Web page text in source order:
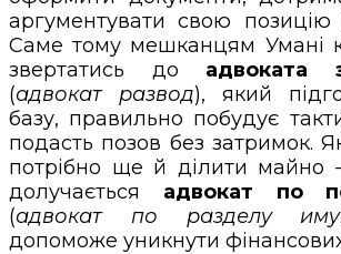
аргументувати свою
Саме тому мешканцям Умані
звертатись до адвоката
(адвокат развод), який
базу, правильно побудує
подасть позов без затримок.
потрібно ще й ділити майно
долучається адвокат по
(адвокат по разделу
допоможе уникнути